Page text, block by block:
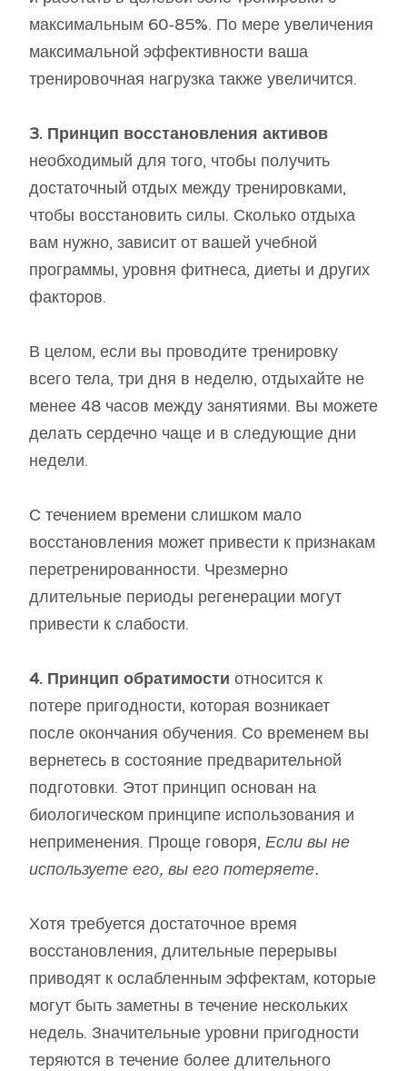
максимальным 60-85%. По мере увеличения
максимальной эффективности ваша
тренировочная нагрузка также увеличится.
3. Принцип восстановления активов
необходимый для того, чтобы получить
достаточный отдых между тренировками,
чтобы восстановить силы. Сколько отдыха
вам нужно, зависит от вашей учебной
программы, уровня фитнеса, диеты и других
факторов.
В целом, если вы проводите тренировку
всего тела, три дня в неделю, отдыхайте не
менее 48 часов между занятиями. Вы можете
делать сердечно чаще и в следующие дни
недели.
С течением времени слишком мало
восстановления может привести к признакам
перетренированности. Чрезмерно
длительные периоды регенерации могут
привести к слабости.
4. Принцип обратимости относится к
потере пригодности, которая возникает
после окончания обучения. Со временем вы
вернетесь в состояние предварительной
подготовки. Этот принцип основан на
биологическом принципе использования и
неприменения. Проще говоря, Если вы не
используете его, вы его потеряете.
Хотя требуется достаточное время
восстановления, длительные перерывы
приводят к ослабленным эффектам, которые
могут быть заметны в течение нескольких
недель. Значительные уровни пригодности
теряются в течение более длительного